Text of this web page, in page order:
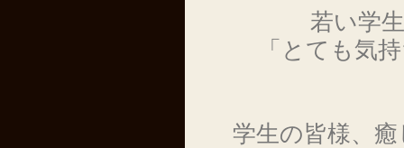
若い学
「とても気
学生の皆様、